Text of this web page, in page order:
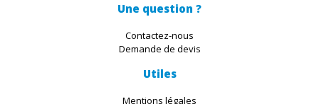
Une question ?
Contactez-nous
Demande de devis
Utiles
Mentions légales